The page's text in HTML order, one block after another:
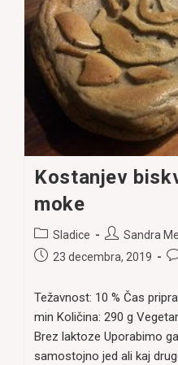
Kostanjev
moke
Post
category:
Sladice
Post
author:
Sandra
Post23 decembra, 2019
Težavnost: 10 % Čas
min Količina: 290 g
Brez laktoze Uporabimo
samostojno jed ali kaj